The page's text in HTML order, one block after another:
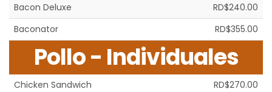
Bacon Deluxe
RD$240.00
Baconator
RD$355.00
Pollo - Individuales
Chicken Sandwich
RD$270.00